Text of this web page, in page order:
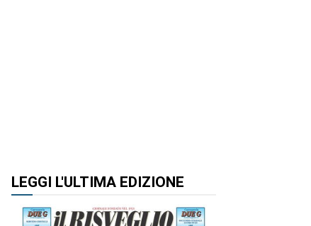
LEGGI L'ULTIMA EDIZIONE